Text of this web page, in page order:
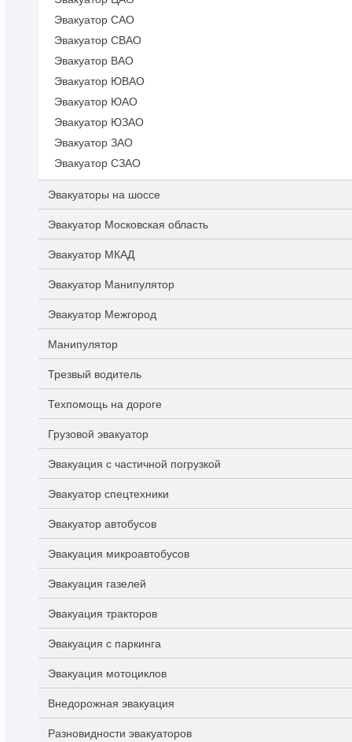
Эвакуатор САО
Эвакуатор СВАО
Эвакуатор ВАО
Эвакуатор ЮВАО
Эвакуатор ЮАО
Эвакуатор ЮЗАО
Эвакуатор ЗАО
Эвакуатор СЗАО
Эвакуаторы на шоссе
Эвакуатор Московская область
Эвакуатор МКАД
Эвакуатор Манипулятор
Эвакуатор Межгород
Манипулятор
Трезвый водитель
Техпомощь на дороге
Грузовой эвакуатор
Эвакуация с частичной погрузкой
Эвакуатор спецтехники
Эвакуатор автобусов
Эвакуация микроавтобусов
Эвакуация газелей
Эвакуация тракторов
Эвакуация с паркинга
Эвакуация мотоциклов
Внедорожная эвакуация
Разновидности эвакуаторов